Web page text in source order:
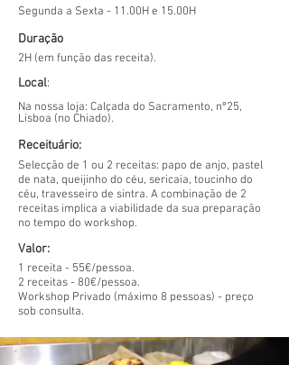
Segunda a Sexta - 11.00H e 15.00H
Duração
2H (em função das receita).
Local:
Na nossa loja: Calçada do Sacramento, nº25,
Lisboa (no Chiado).
Receituário:
Selecção de 1 ou 2 receitas: papo de anjo, pastel
de nata, queijinho do céu, sericaia, toucinho do
céu, travesseiro de sintra. A combinação de 2
receitas implica a viabilidade da sua preparação
no tempo do workshop.
Valor:
1 receita - 55€/pessoa.
2 receitas - 80€/pessoa.
Workshop Privado (máximo 8 pessoas) - preço
sob consulta.